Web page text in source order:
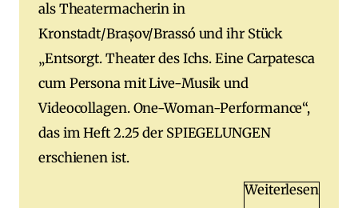
als Theatermacherin in
Kronstadt/Brașov/Brassó und ihr Stück
„Entsorgt. Theater des Ichs. Eine Carpatesca
cum Persona mit Live-Musik und
Videocollagen. One-Woman-Performance“,
das im Heft 2.25 der SPIEGELUNGEN
erschienen ist.
Weiterlesen